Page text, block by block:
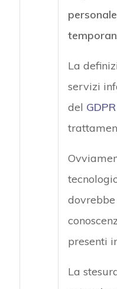
La
servizi
del GDPR
presenti
La